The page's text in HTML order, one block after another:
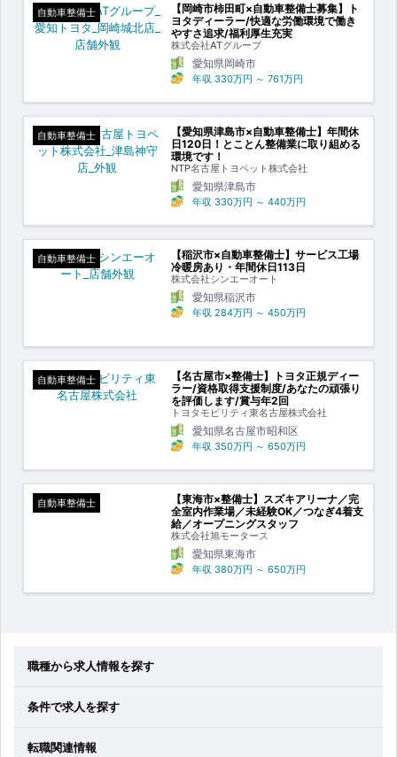
自動車整備士
【岡崎市柿田町×自動車整備士募集】ト
ヨタディーラー/快適な労働環境で働き
やすさ追求/福利厚生充実
株式会社ATグループ
愛知県岡崎市
年収 330万円 ～ 761万円
自動車整備士
【愛知県津島市×自動車整備士】年間休
日120日！とことん整備業に取り組める
環境です！
NTP名古屋トヨペット株式会社
愛知県津島市
年収 330万円 ～ 440万円
自動車整備士
【稲沢市×自動車整備士】サービス工場
冷暖房あり・年間休日113日
株式会社シンエーオート
愛知県稲沢市
年収 284万円 ～ 450万円
自動車整備士
【名古屋市×整備士】トヨタ正規ディー
ラー/資格取得支援制度/あなたの頑張り
を評価します/賞与年2回
トヨタモビリティ東名古屋株式会社
愛知県名古屋市昭和区
年収 350万円 ～ 650万円
自動車整備士
【東海市×整備士】スズキアリーナ／完
全室内作業場／未経験OK／つなぎ4着支
給／オープニングスタッフ
株式会社旭モータース
愛知県東海市
年収 380万円 ～ 650万円
職種から求人情報を探す
条件で求人を探す
転職関連情報